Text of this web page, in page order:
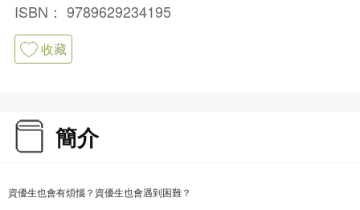
ISBN： 9789629234195
收藏
簡介
資優生也會有煩惱？資優生也會遇到困難？